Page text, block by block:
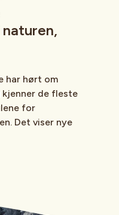
naturen,
har hørt om
kjenner de fleste
for
Det viser nye